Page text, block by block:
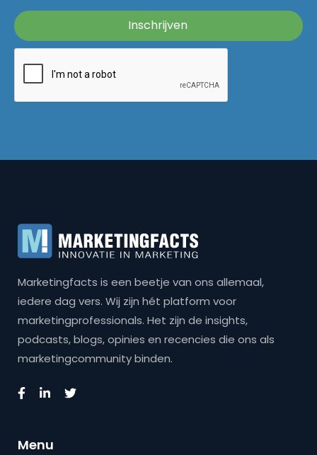
Marketingfacts is een beetje van ons allemaal,
iedere dag vers. Wij zijn hét platform voor
marketingprofessionals. Het zijn de insights,
podcasts, blogs, opinies en recencies die ons als
marketingcommunity binden.
Menu